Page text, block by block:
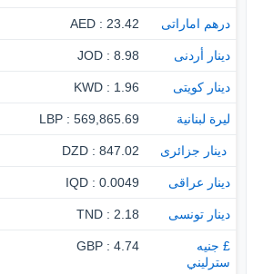
درهم اماراتى 23.42 : AED
دينار أردنى 8.98 : JOD
دينار كويتى 1.96 : KWD
ليرة لبنانية 569,865.69 : LBP
‏ دينار جزائرى 847.02 : DZD
دينار عراقى 0.0049 : IQD
دينار تونسى 2.18 : TND
£ جنيه
سترليني
4.74 : GBP